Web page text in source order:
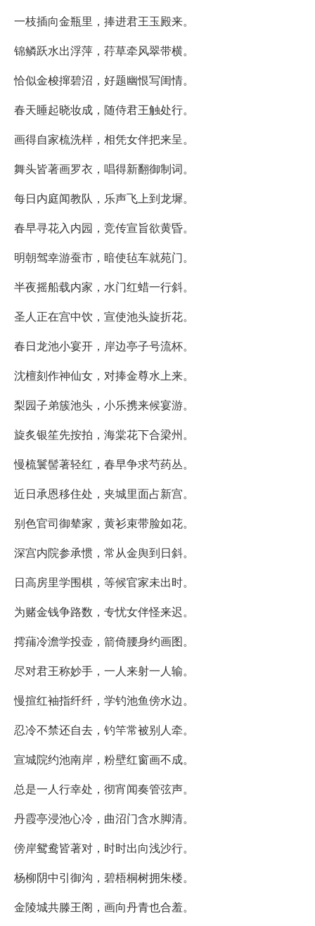
一枝插向金瓶里，捧进君王玉殿来。
锦鳞跃水出浮萍，荇草牵风翠带横。
恰似金梭撺碧沼，好题幽恨写闺情。
春天睡起晓妆成，随侍君王触处行。
画得自家梳洗样，相凭女伴把来呈。
舞头皆著画罗衣，唱得新翻御制词。
每日内庭闻教队，乐声飞上到龙墀。
春早寻花入内园，竞传宣旨欲黄昏。
明朝驾幸游蚕市，暗使毡车就苑门。
半夜摇船载内家，水门红蜡一行斜。
圣人正在宫中饮，宣使池头旋折花。
春日龙池小宴开，岸边亭子号流杯。
沈檀刻作神仙女，对捧金尊水上来。
梨园子弟簇池头，小乐携来候宴游。
旋炙银笙先按拍，海棠花下合梁州。
慢梳鬟髻著轻红，春早争求芍药丛。
近日承恩移住处，夹城里面占新宫。
别色官司御辇家，黄衫束带脸如花。
深宫内院参承惯，常从金舆到日斜。
日高房里学围棋，等候官家未出时。
为赌金钱争路数，专忧女伴怪来迟。
摴蒱冷澹学投壶，箭倚腰身约画图。
尽对君王称妙手，一人来射一人输。
慢揎红袖指纤纤，学钓池鱼傍水边。
忍冷不禁还自去，钓竿常被别人牵。
宣城院约池南岸，粉壁红窗画不成。
总是一人行幸处，彻宵闻奏管弦声。
丹霞亭浸池心冷，曲沼门含水脚清。
傍岸鸳鸯皆著对，时时出向浅沙行。
杨柳阴中引御沟，碧梧桐树拥朱楼。
金陵城共滕王阁，画向丹青也合羞。